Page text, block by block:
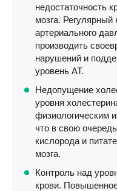
недостаточность
мозга. Регулярный
артериального
производить
нарушений и
уровень АТ.
Недопущение
уровня
физиологическим
что в свою
кислорода и
мозга.
Контроль над
крови.